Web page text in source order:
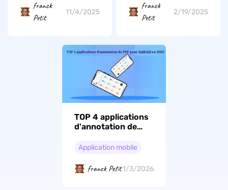
franck
Petit
11/4/2025
franck
Petit
2/19/2025
TOP 4 applications
d'annotation de
en 2026
Application mobile
franck Petit1/3/2026